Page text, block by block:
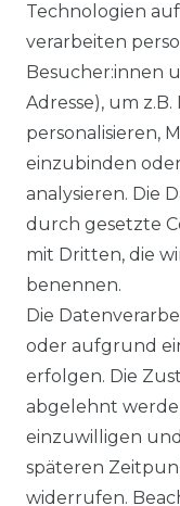
Produkte,
und
der
ausdrücklich
gelieferten
gezeigten
behält sich
ohne
an den
vorzunehmen.
Gebrauchte
getestet.
Technologien
verarbeiten
Besucher:innen
Adresse), um
personalisieren,
einzubinden
analysieren. Die
durch gesetzte
mit Dritten, die
benennen.
Die
oder aufgrund
erfolgen. Die
abgelehnt
einzuwilligen
späteren
widerrufen.